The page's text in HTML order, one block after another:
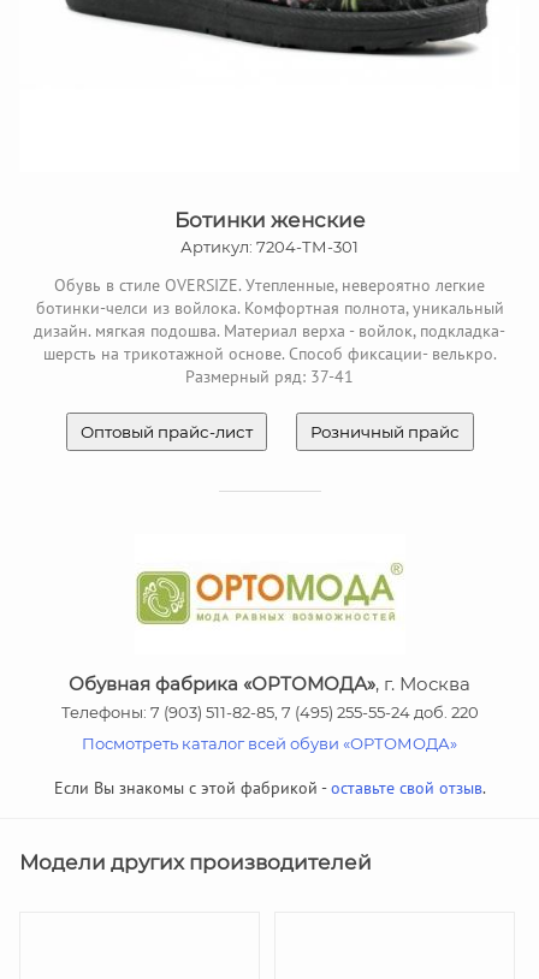
Ботинки женские
Артикул: 7204-ТМ-301
Обувь в стиле OVERSIZE. Утепленные, невероятно легкие
ботинки-челси из войлока. Комфортная полнота, уникальный
дизайн. мягкая подошва. Материал верха - войлок, подкладка-
шерсть на трикотажной основе. Способ фиксации- велькро.
Размерный ряд: 37-41
Оптовый прайс-лист Розничный прайс
Обувная фабрика «ОРТОМОДА», г. Москва
Телефоны: 7 (903) 511-82-85, 7 (495) 255-55-24 доб. 220
Посмотреть каталог всей обуви «ОРТОМОДА»
Если Вы знакомы с этой фабрикой -оставьте свой отзыв.
Модели других производителей